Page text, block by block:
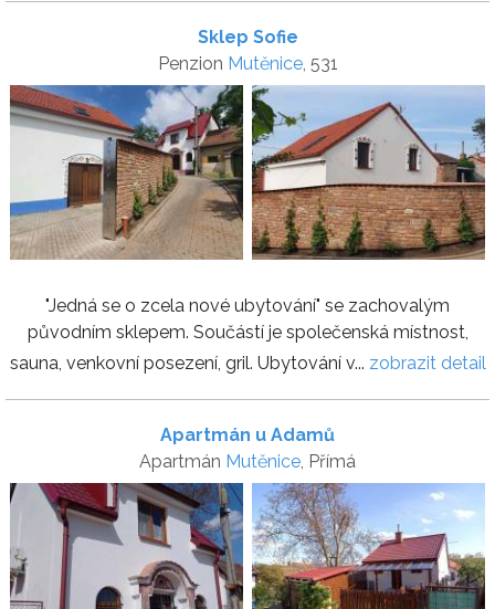
Sklep Sofie
Penzion Mutěnice, 531
"Jedná se o zcela nové ubytování" se zachovalým
původním sklepem. Součástí je společenská místnost,
sauna, venkovní posezení, gril. Ubytování v... zobrazit detail
Apartmán u Adamů
Apartmán Mutěnice, Přímá